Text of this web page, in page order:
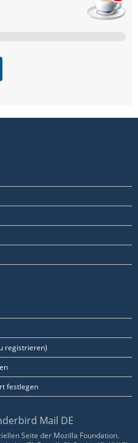
registrieren)
festlegen
Mail DE
Seite der Mozilla Foundation.